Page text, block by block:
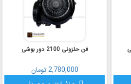
فن حلزونی 2100 دور بوشی
2,780,000 تومان